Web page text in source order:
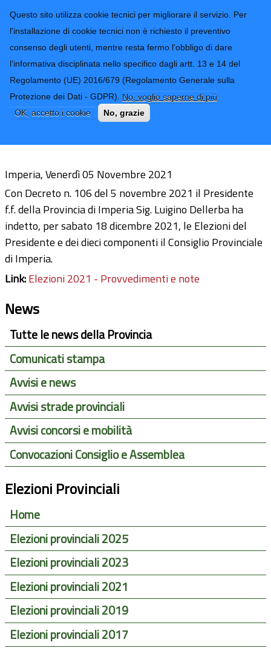
Questo sito utilizza cookie tecnici per migliorare il servizio. Per
l'installazione di cookie tecnici non è richiesto il preventivo
consenso degli utenti, mentre resta fermo l'obbligo di dare
l'informativa disciplinata nello specifico dagli artt. 13 e 14 del
Regolamento (UE) 2016/679 (Regolamento Generale sulla
Protezione dei Dati - GDPR). No, voglio saperne di più
OK, accetto i cookie
No, grazie
Provincia di
Imperia
CONTATTI-URP
TRASPARENZA
Form di ricerca
Indizione Elezioni del Presidente e del
Consiglio Provinciale per il prossimo
Imperia, Venerdì 05 Novembre 2021
Con Decreto n. 106 del 5 novembre 2021 il Presidente
f.f. della Provincia di Imperia Sig. Luigino Dellerba ha
indetto, per sabato 18 dicembre 2021, le Elezioni del
Presidente e dei dieci componenti il Consiglio Provinciale
di Imperia.
Link:Elezioni 2021 - Provvedimenti e note
News
Tutte le news della Provincia
Comunicati stampa
Avvisi e news
Avvisi strade provinciali
Avvisi concorsi e mobilità
Convocazioni Consiglio e Assemblea
Elezioni Provinciali
Home
Elezioni provinciali 2025
Elezioni provinciali 2023
Elezioni provinciali 2021
Elezioni provinciali 2019
Elezioni provinciali 2017